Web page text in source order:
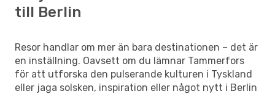
till Berlin
Resor handlar om mer än bara destinationen – det är
en inställning. Oavsett om du lämnar Tammerfors
för att utforska den pulserande kulturen i Tyskland
eller jaga solsken, inspiration eller något nytt i Berlin